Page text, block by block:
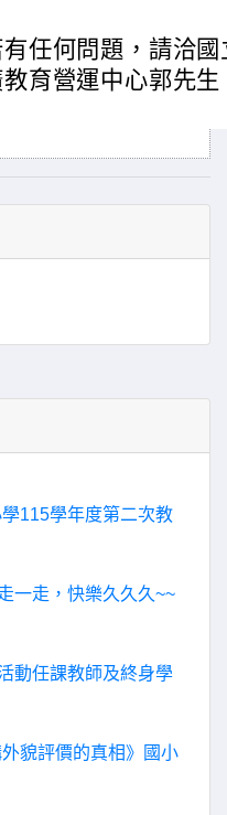
任何問題，請洽
育營運中心郭先
115學年度第二次教
一走，快樂久久久~~
動任課教師及終身學
貌評價的真相》國小